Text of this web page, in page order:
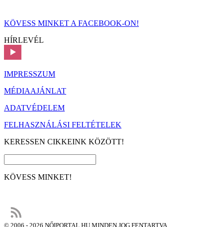
KÖVESS MINKET A FACEBOOK-ON!
HÍRLEVÉL
IMPRESSZUM
MÉDIAAJÁNLAT
ADATVÉDELEM
FELHASZNÁLÁSI FELTÉTELEK
KERESSEN CIKKEINK KÖZÖTT!
KÖVESS MINKET!
© 2006 - 2026 NŐIPORTAL.HU MINDEN JOG FENTARTVA.